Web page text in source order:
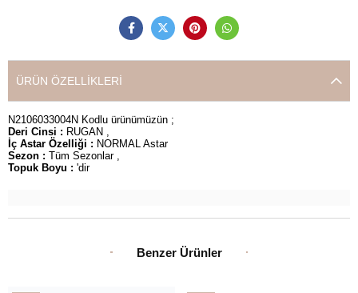
ÜRÜN ÖZELLIKLERI
N2106033004N Kodlu ürünümüzün ;
Deri Cinsi : RUGAN ,
İç Astar Özelliği : NORMAL Astar
Sezon : Tüm Sezonlar ,
Topuk Boyu : 'dir
Benzer Ürünler